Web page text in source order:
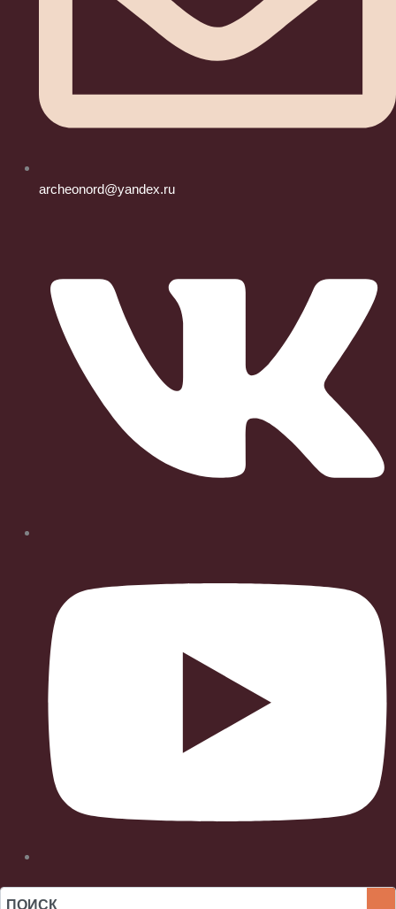
archeonord@yandex.ru